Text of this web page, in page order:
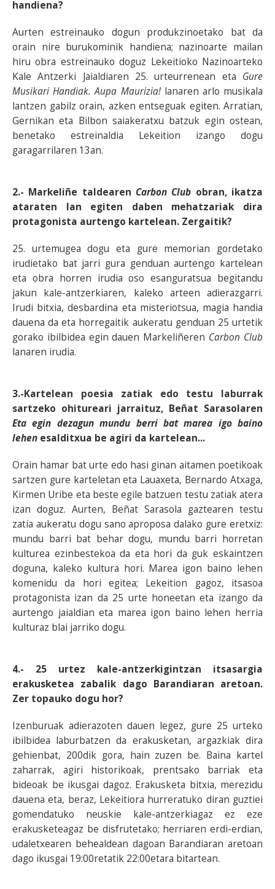
handiena?
Aurten estreinauko dogun produkzinoetako bat da
orain nire burukominik handiena; nazinoarte mailan
hiru obra estreinauko doguz Lekeitioko Nazinoarteko
Kale Antzerki Jaialdiaren 25. urteurrenean eta Gure
Musikari Handiak. Aupa Maurizia!lanaren arlo musikala
lantzen gabilz orain, azken entseguak egiten. Arratian,
Gernikan eta Bilbon saiakeratxu batzuk egin ostean,
benetako estreinaldia Lekeition izango dogu
garagarrilaren 13an.
2.- Markeliñe taldearen Carbon Club obran, ikatza
ataraten lan egiten daben mehatzariak dira
protagonista aurtengo kartelean. Zergaitik?
25. urtemugea dogu eta gure memorian gordetako
irudietako bat jarri gura genduan aurtengo kartelean
eta obra horren irudia oso esanguratsua begitandu
jakun kale-antzerkiaren, kaleko arteen adierazgarri.
Irudi bitxia, desbardina eta misteriotsua, magia handia
dauena da eta horregaitik aukeratu genduan 25 urtetik
gorako ibilbidea egin dauen Markeliñeren Carbon Club
lanaren irudia.
3.-Kartelean poesia zatiak edo testu laburrak
sartzeko ohitureari jarraituz, Beñat Sarasolaren
Eta egin dezagun mundu berri bat marea igo baino
lehen esalditxua be agiri da kartelean...
Orain hamar bat urte edo hasi ginan aitamen poetikoak
sartzen gure karteletan eta Lauaxeta, Bernardo Atxaga,
Kirmen Uribe eta beste egile batzuen testu zatiak atera
izan doguz. Aurten, Beñat Sarasola gaztearen testu
zatia aukeratu dogu sano aproposa dalako gure eretxiz:
mundu barri bat behar dogu, mundu barri horretan
kulturea ezinbestekoa da eta hori da guk eskaintzen
doguna, kaleko kultura hori. Marea igon baino lehen
komenidu da hori egitea; Lekeition gagoz, itsasoa
protagonista izan da 25 urte honeetan eta izango da
aurtengo jaialdian eta marea igon baino lehen herria
kulturaz blai jarriko dogu.
4.- 25 urtez kale-antzerkigintzan itsasargia
erakusketea zabalik dago Barandiaran aretoan.
Zer topauko dogu hor?
Izenburuak adierazoten dauen legez, gure 25 urteko
ibilbidea laburbatzen da erakusketan, argazkiak dira
gehienbat, 200dik gora, hain zuzen be. Baina kartel
zaharrak, agiri historikoak, prentsako barriak eta
bideoak be ikusgai dagoz. Erakusketa bitxia, merezidu
dauena eta, beraz, Lekeitiora hurreratuko diran guztiei
gomendatuko neuskie kale-antzerkiagaz ez eze
erakusketeagaz be disfrutetako; herriaren erdi-erdian,
udaletxearen behealdean dagoan Barandiaran aretoan
dago ikusgai 19:00retatik 22:00etara bitartean.